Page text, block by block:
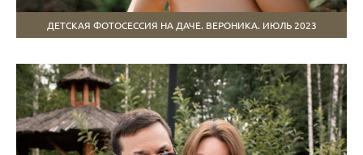
ДЕТСКАЯ ФОТОСЕССИЯ НА ДАЧЕ. ВЕРОНИКА. ИЮЛЬ 2023